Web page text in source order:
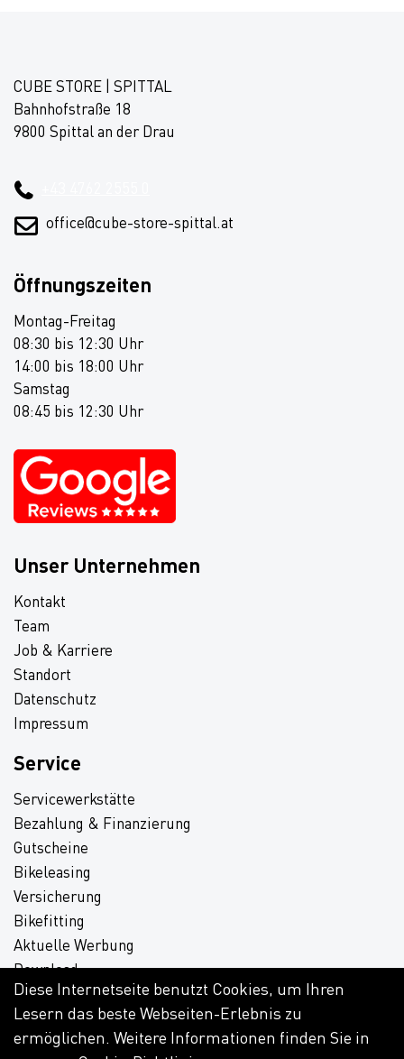
CUBE STORE | SPITTAL
Bahnhofstraße 18
9800 Spittal an der Drau
office@cube-store-spittal.at
Öffnungszeiten
Montag-Freitag
08:30 bis 12:30 Uhr
14:00 bis 18:00 Uhr
Samstag
08:45 bis 12:30 Uhr
Unser Unternehmen
Kontakt
Team
Job & Karriere
Standort
Datenschutz
Impressum
Service
Servicewerkstätte
Bezahlung & Finanzierung
Gutscheine
Bikeleasing
Versicherung
Bikefitting
Aktuelle Werbung
Download
Diese Internetseite benutzt Cookies, um Ihren
Lesern das beste Webseiten-Erlebnis zu
ermöglichen. Weitere Informationen finden Sie in